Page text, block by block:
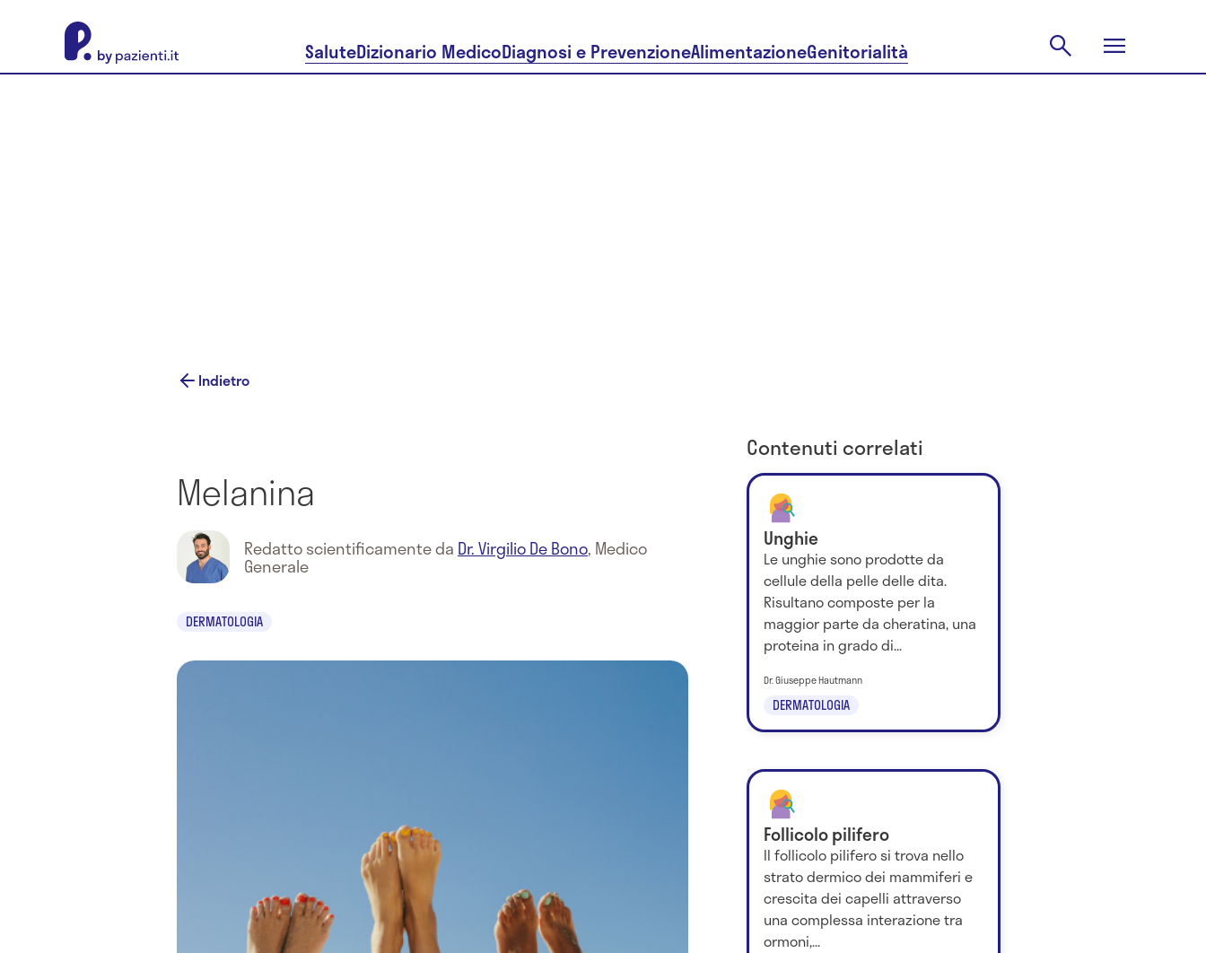
SaluteDizionario MedicoDiagnosi e PrevenzioneAlimentazioneGenitorialità
Indietro
Melanina
Redatto scientificamente da Dr. Virgilio De Bono, Medico
Generale
DERMATOLOGIA
Contenuti correlati
Unghie
Le unghie sono prodotte da
cellule della pelle delle dita.
Risultano composte per la
maggior parte da cheratina, una
proteina in grado di...
DERMATOLOGIA
Dr. Giuseppe Hautmann
Follicolo pilifero
Il follicolo pilifero si trova nello
strato dermico dei mammiferi e
crescita dei capelli attraverso
una complessa interazione tra
ormoni,...